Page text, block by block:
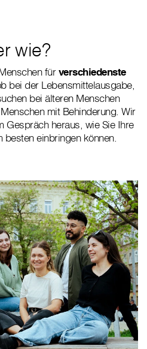
wie?
fürverschiedenste
bei der Lebensmittelausgabe,
bei älteren Menschen
mit Behinderung. Wir
Gespräch heraus, wie Sie Ihre
besten einbringen können.